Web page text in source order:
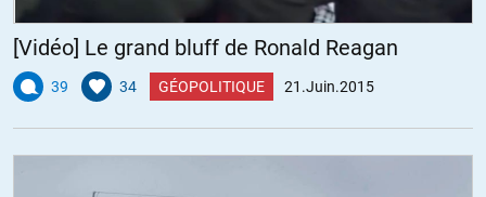
[Vidéo] Le grand bluff de Ronald Reagan
39 34 GÉOPOLITIQUE 21.Juin.2015